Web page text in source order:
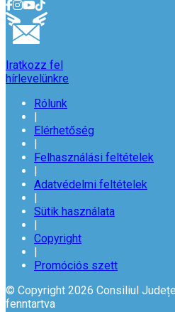
Iratkozz fel
hírlevelünkre
Rólunk
Elérhetőség
Felhasználási feltételek
Adatvédelmi feltételek
Sütik használata
Copyright
Promóciós szett
© Copyright 2026 Consiliul
fenntartva